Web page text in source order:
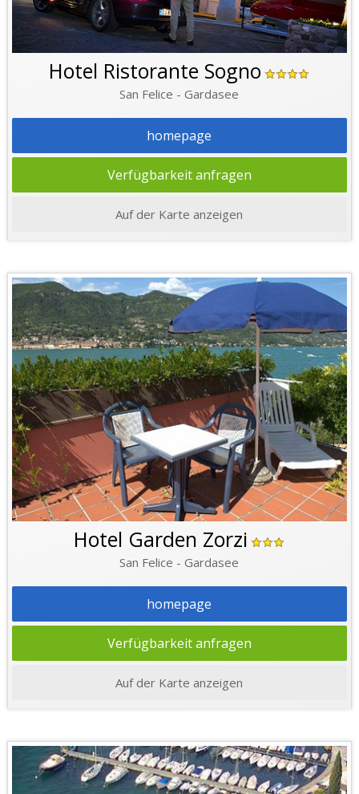
Hotel Ristorante Sogno
San Felice - Gardasee
homepage
Verfügbarkeit anfragen
Auf der Karte anzeigen
Hotel Garden Zorzi
San Felice - Gardasee
homepage
Verfügbarkeit anfragen
Auf der Karte anzeigen